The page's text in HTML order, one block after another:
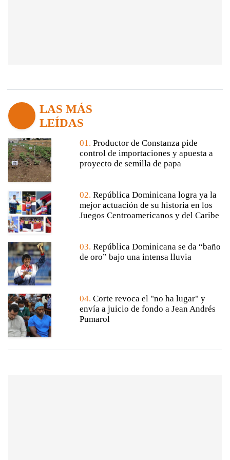
LAS MÁS
LEÍDAS
01. Productor de Constanza pide
control de importaciones y apuesta a
proyecto de semilla de papa
02. República Dominicana logra ya la
mejor actuación de su historia en los
Juegos Centroamericanos y del Caribe
03. República Dominicana se da “baño
de oro” bajo una intensa lluvia
04. Corte revoca el "no ha lugar" y
envía a juicio de fondo a Jean Andrés
Pumarol